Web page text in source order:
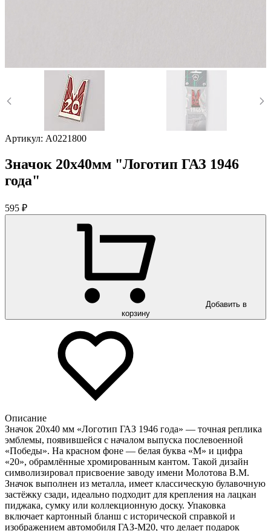
Артикул: A0221800
Значок 20х40мм "Логотип ГАЗ 1946
года"
595 ₽
Добавить в
корзину
Описание
Значок 20х40 мм «Логотип ГАЗ 1946 года» — точная реплика
эмблемы, появившейся с началом выпуска послевоенной
«Победы». На красном фоне — белая буква «М» и цифра
«20», обрамлённые хромированным кантом. Такой дизайн
символизировал присвоение заводу имени Молотова В.М.
Значок выполнен из металла, имеет классическую булавочную
застёжку сзади, идеально подходит для крепления на лацкан
пиджака, сумку или коллекционную доску. Упаковка
включает картонный бланш с исторической справкой и
изображением автомобиля ГАЗ-М20, что делает подарок